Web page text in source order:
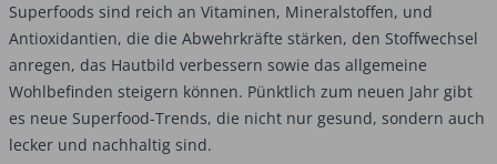
Superfoods sind reich an Vitaminen, Mineralstoffen, und
Antioxidantien, die die Abwehrkräfte stärken, den Stoffwechsel
anregen, das Hautbild verbessern sowie das allgemeine
Wohlbefinden steigern können. Pünktlich zum neuen Jahr gibt
es neue Superfood-Trends, die nicht nur gesund, sondern auch
lecker und nachhaltig sind.